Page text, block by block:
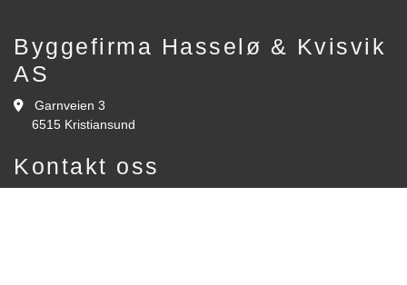
Byggefirma Hasselø & Kvisvik
AS
 Garnveien 3
6515 Kristiansund
Kontakt oss